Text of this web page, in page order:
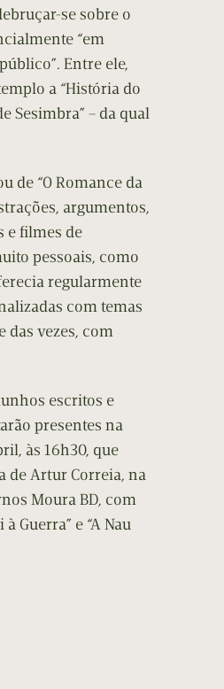
se sobre o
“em
Entre ele,
a “História do
Sesimbra” – da qual
de “O Romance da
argumentos,
e filmes de
pessoais, como
regularmente
com temas
das vezes, com
escritos e
presentes na
às 16h30, que
de Artur Correia, na
Moura BD, com
Guerra” e “A Nau